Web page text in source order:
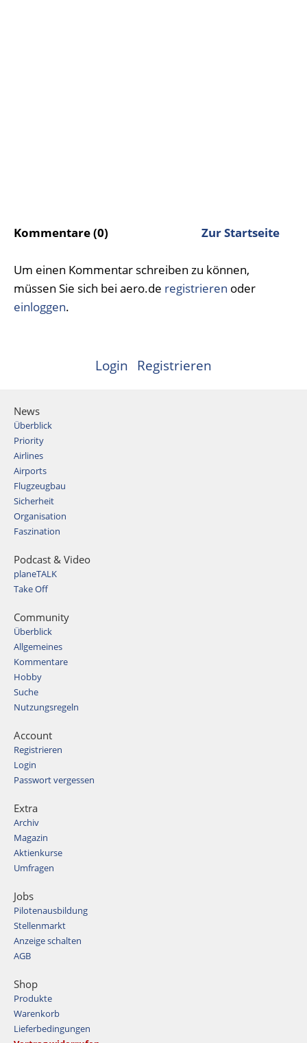
Kommentare (0) Zur Startseite
Um einen Kommentar schreiben zu können,
müssen Sie sich bei aero.de registrieren oder
einloggen.
Login Registrieren
News
Überblick
Priority
Airlines
Airports
Flugzeugbau
Sicherheit
Organisation
Faszination
Podcast & Video
planeTALK
Take Off
Community
Überblick
Allgemeines
Kommentare
Hobby
Suche
Nutzungsregeln
Account
Registrieren
Login
Passwort vergessen
Extra
Archiv
Magazin
Aktienkurse
Umfragen
Jobs
Pilotenausbildung
Stellenmarkt
Anzeige schalten
AGB
Shop
Produkte
Warenkorb
Lieferbedingungen